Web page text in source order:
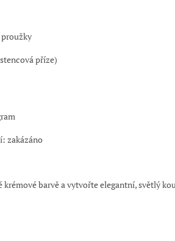
proužky
příze)
zakázáno
krémové barvě a vytvořte elegantní, světlý